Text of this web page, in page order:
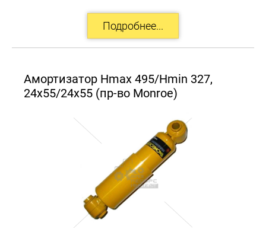
Амортизатор Hmax 495/Hmin 327,
24x55/24x55 (пр-во Monroe)